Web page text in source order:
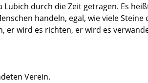
durch die Zeit getragen. Es
handeln, egal, wie viele
er wird es richten, er wird es
Verein.